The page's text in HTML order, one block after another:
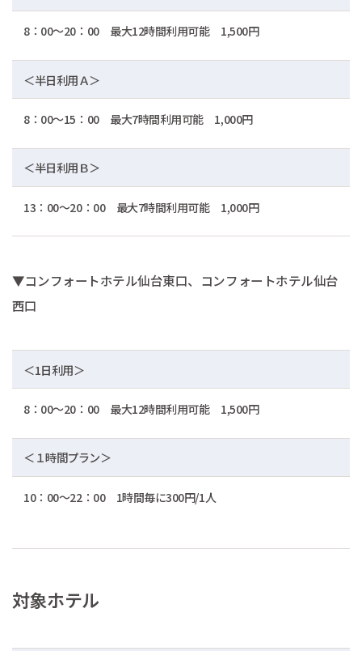
8：00～20：00 最大12時間利用可能 1,500円
＜半日利用Ａ＞
8：00～15：00 最大7時間利用可能 1,000円
＜半日利用Ｂ＞
13：00～20：00 最大7時間利用可能 1,000円
▼コンフォートホテル仙台東口、コンフォートホテル仙台
西口
＜1日利用＞
8：00～20：00 最大12時間利用可能 1,500円
＜１時間プラン＞
10：00～22：00 1時間毎に300円/1人
対象ホテル